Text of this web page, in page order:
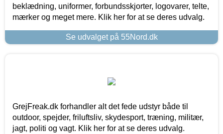
beklædning, uniformer, forbundsskjorter, logovarer, telte,
mærker og meget mere. Klik her for at se deres udvalg.
Se udvalget på 55Nord.dk
GrejFreak.dk forhandler alt det fede udstyr både til
outdoor, spejder, friluftsliv, skydesport, træning, militær,
jagt, politi og vagt. Klik her for at se deres udvalg.